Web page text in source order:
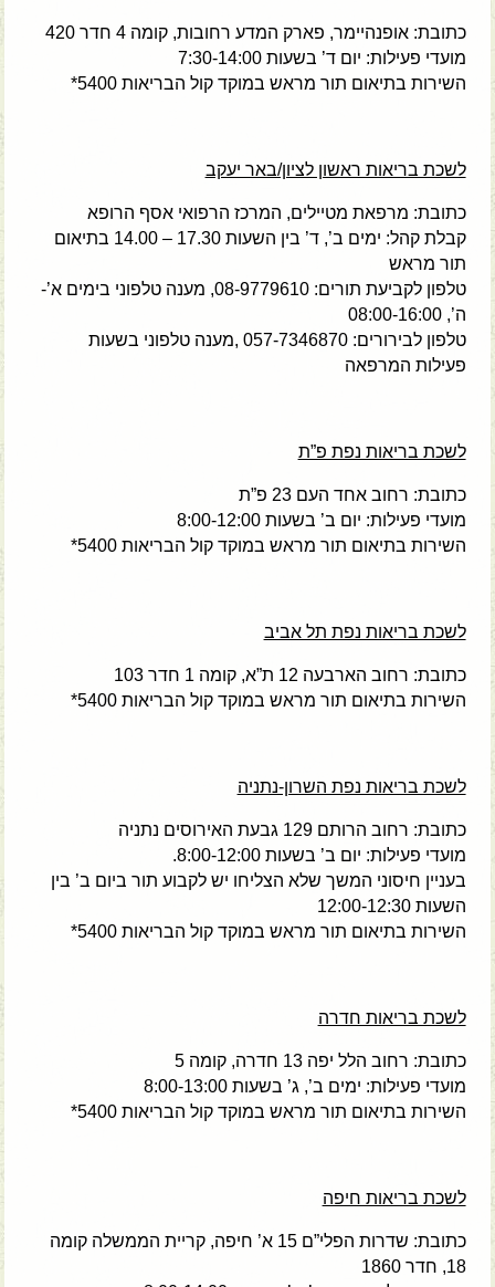
כתובת: אופנהיימר, פארק המדע רחובות, קומה 4 חדר 420
מועדי פעילות: יום ד’ בשעות 7:30-14:00
השירות בתיאום תור מראש במוקד קול הבריאות 5400*
לשכת בריאות ראשון לציון/באר יעקב
כתובת: מרפאת מטיילים, המרכז הרפואי אסף הרופא
קבלת קהל: ימים ב’, ד’ בין השעות 17.30 – 14.00 בתיאום
תור מראש
טלפון לקביעת תורים: 08-9779610, מענה טלפוני בימים א’-
ה’, 08:00-16:00
טלפון לבירורים: 057-7346870 ,מענה טלפוני בשעות
פעילות המרפאה
לשכת בריאות נפת פ”ת
כתובת: רחוב אחד העם 23 פ”ת
מועדי פעילות: יום ב’ בשעות 8:00-12:00
השירות בתיאום תור מראש במוקד קול הבריאות 5400*
לשכת בריאות נפת תל אביב
כתובת: רחוב הארבעה 12 ת”א, קומה 1 חדר 103
השירות בתיאום תור מראש במוקד קול הבריאות 5400*
לשכת בריאות נפת השרון-נתניה
כתובת: רחוב הרותם 129 גבעת האירוסים נתניה
מועדי פעילות: יום ב’ בשעות 8:00-12:00.
בעניין חיסוני המשך שלא הצליחו יש לקבוע תור ביום ב’ בין
השעות 12:00-12:30
השירות בתיאום תור מראש במוקד קול הבריאות 5400*
לשכת בריאות חדרה
כתובת: רחוב הלל יפה 13 חדרה, קומה 5
מועדי פעילות: ימים ב’, ג’ בשעות 8:00-13:00
השירות בתיאום תור מראש במוקד קול הבריאות 5400*
לשכת בריאות חיפה
כתובת: שדרות הפלי”ם 15 א’ חיפה, קריית הממשלה קומה
18, חדר 1860